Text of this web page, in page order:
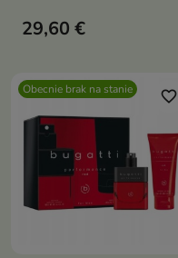
29,60 €
Obecnie brak na stanie favorite_border